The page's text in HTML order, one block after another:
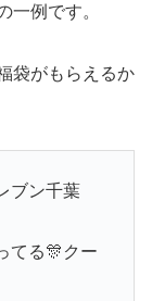
一例です。
袋がもらえるか
ブン千葉
てる🎊クー